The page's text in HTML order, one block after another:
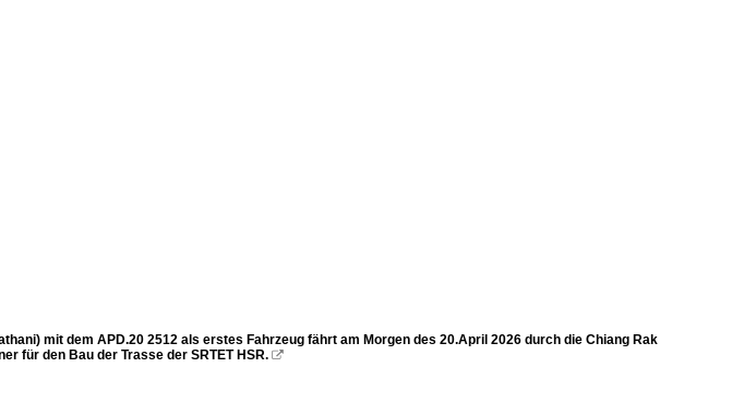
mit dem APD.20 2512 als erstes Fahrzeug fährt am Morgen des 20.April 2026 durch die Chiang Rak
für den Bau der Trasse der SRTET HSR. 